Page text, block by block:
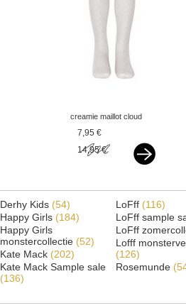
creamie maillot cloud
offwhite v
7,95 €
14,95 €
Derhy Kids (54)
Happy Girls (184)
Happy Girls
monstercollectie (52)
Kate Mack (202)
Kate Mack Sample sale
(136)
LoFff (116)
LoFff sample
LoFff
Lofff
(126)
Rosemunde